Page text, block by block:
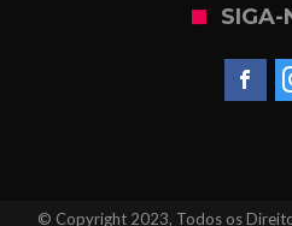
SIGA-
© Copyright 2023, Todos os